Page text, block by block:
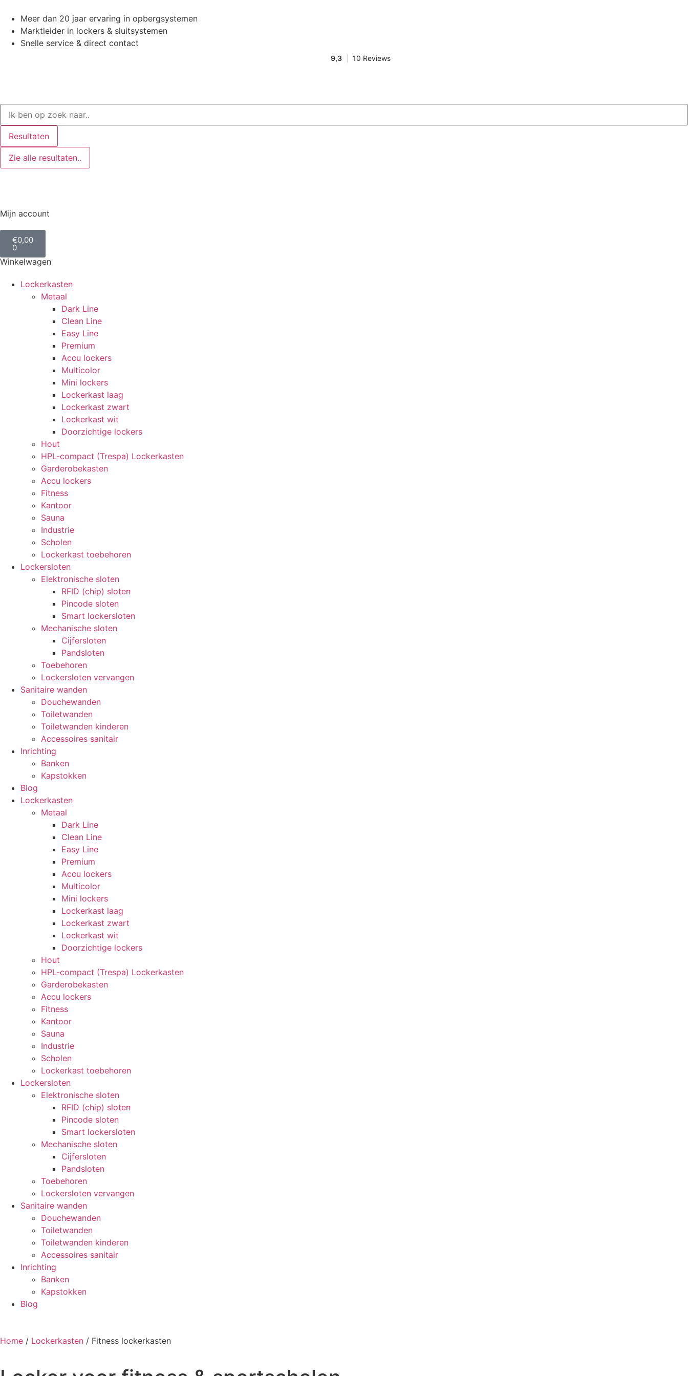
Meer dan 20 jaar ervaring in opbergsystemen
Marktleider in lockers & sluitsystemen
Snelle service & direct contact
Resultaten
Zie alle resultaten..
Mijn account
€0,00
0
Winkelwagen
Lockerkasten
Metaal
Dark Line
Clean Line
Easy Line
Premium
Accu lockers
Multicolor
Mini lockers
Lockerkast laag
Lockerkast zwart
Lockerkast wit
Doorzichtige lockers
Hout
HPL-compact (Trespa) Lockerkasten
Garderobekasten
Accu lockers
Fitness
Kantoor
Sauna
Industrie
Scholen
Lockerkast toebehoren
Lockersloten
Elektronische sloten
RFID (chip) sloten
Pincode sloten
Smart lockersloten
Mechanische sloten
Cijfersloten
Pandsloten
Toebehoren
Lockersloten vervangen
Sanitaire wanden
Douchewanden
Toiletwanden
Toiletwanden kinderen
Accessoires sanitair
Inrichting
Banken
Kapstokken
Blog
Lockerkasten
Metaal
Dark Line
Clean Line
Easy Line
Premium
Accu lockers
Multicolor
Mini lockers
Lockerkast laag
Lockerkast zwart
Lockerkast wit
Doorzichtige lockers
Hout
HPL-compact (Trespa) Lockerkasten
Garderobekasten
Accu lockers
Fitness
Kantoor
Sauna
Industrie
Scholen
Lockerkast toebehoren
Lockersloten
Elektronische sloten
RFID (chip) sloten
Pincode sloten
Smart lockersloten
Mechanische sloten
Cijfersloten
Pandsloten
Toebehoren
Lockersloten vervangen
Sanitaire wanden
Douchewanden
Toiletwanden
Toiletwanden kinderen
Accessoires sanitair
Inrichting
Banken
Kapstokken
Blog
Home / Lockerkasten / Fitness lockerkasten